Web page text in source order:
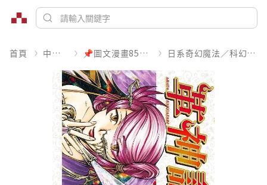
首頁 中文書 📌圖文漫畫85折起 日系奇幻魔法／科幻冒險